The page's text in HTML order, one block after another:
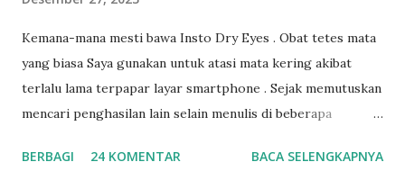
Kemana-mana mesti bawa Insto Dry Eyes . Obat tetes mata
yang biasa Saya gunakan untuk atasi mata kering akibat
terlalu lama terpapar layar smartphone . Sejak memutuskan
mencari penghasilan lain selain menulis di beberapa
saja saya semakin lama bersentuhan dengan smartphone,
BERBAGI 24 KOMENTAR BACA SELENGKAPNYA